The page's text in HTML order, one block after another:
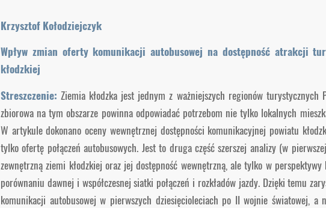
Krzysztof Kołodziejczyk
Wpływ zmian oferty komunikacji autobusowej na dostępność atrakcji
kłodzkiej
Streszczenie:Ziemia kłodzka jest jednym z ważniejszych regionów turystycznych
zbiorowa na tym obszarze powinna odpowiadać potrzebom nie tylko lokalnych
W artykule dokonano oceny wewnętrznej dostępności komunikacyjnej powiatu
tylko ofertę połączeń autobusowych. Jest to druga część szerszej analizy (w
zewnętrzną ziemi kłodzkiej oraz jej dostępność wewnętrzną, ale tylko w
porównaniu dawnej i współczesnej siatki połączeń i rozkładów jazdy. Dzięki temu
komunikacji autobusowej w pierwszych dziesięcioleciach po II wojnie światowej, a